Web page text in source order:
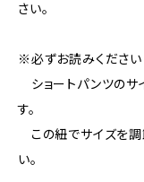
さい。
※必ずお読みください
ショートパンツのサ
す。
この紐でサイズを調
い。